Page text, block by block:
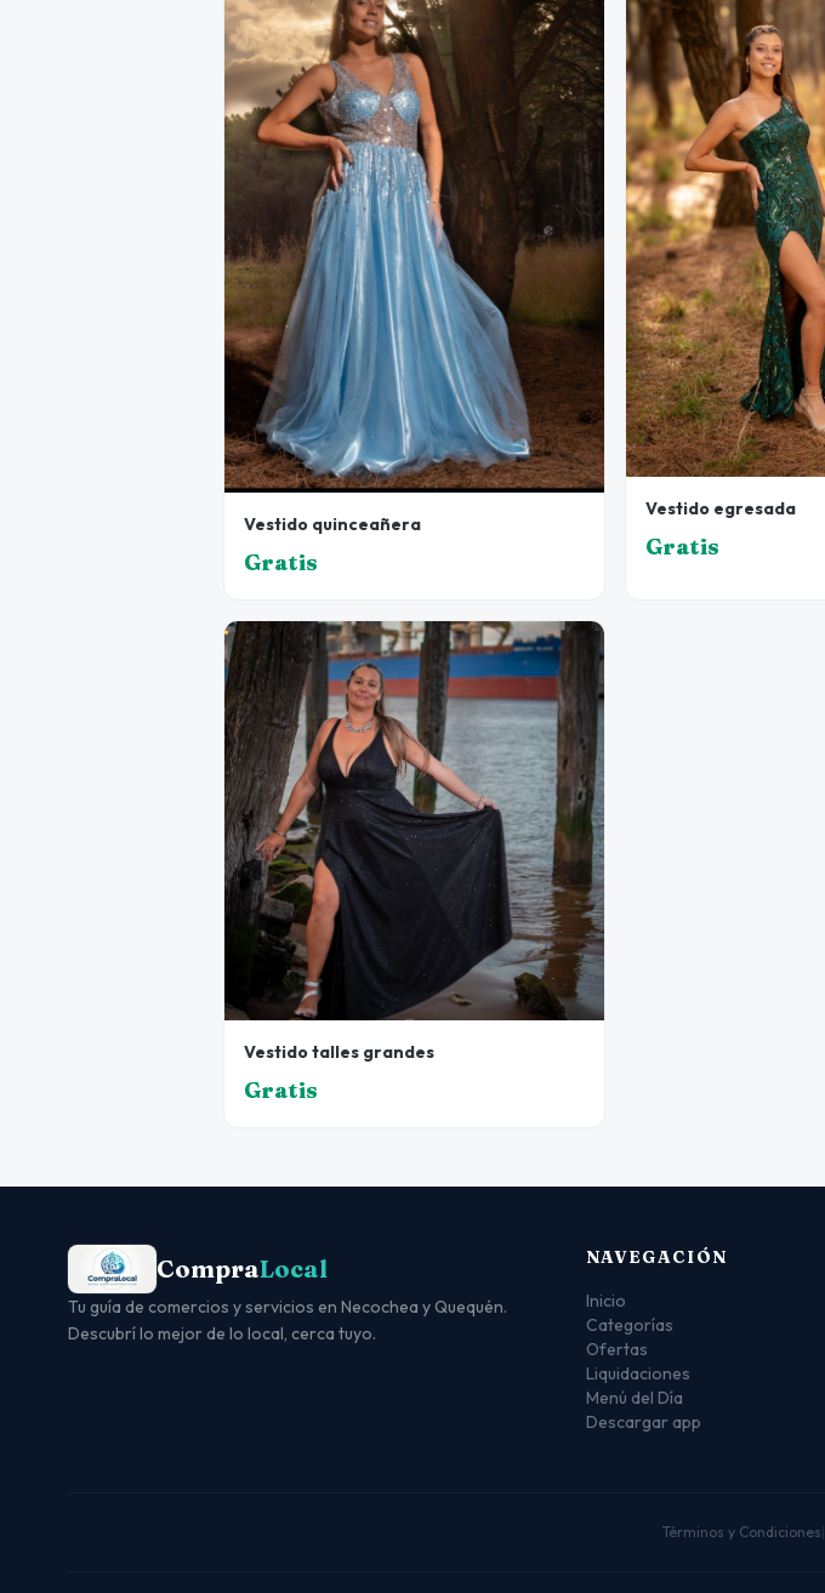
Vestido quinceañera
Gratis
Vestido egresada
Gratis
Vestido talles grandes
Gratis
CompraLocal
Tu guía de comercios y servicios en Necochea y Quequén.
Descubrí lo mejor de lo local, cerca tuyo.
NAVEGACIÓN
Inicio
Categorías
Ofertas
Liquidaciones
Menú del Día
Descargar app
Términos y Condiciones|